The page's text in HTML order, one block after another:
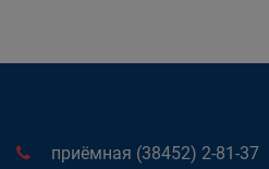
приёмная (38452) 2-81-37